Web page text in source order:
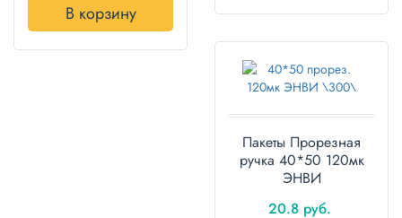
В корзину
Пакеты Прорезная
ручка 40*50 120мк
ЭНВИ
20.8 руб.